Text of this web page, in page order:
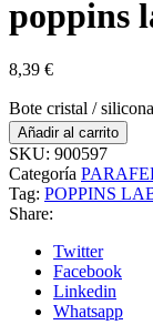
poppins
8,39 €
Bote cristal /
Añadir al carrito
SKU: 900597
Categoría
Tag: POPPINS
Share:
Twitter
Facebook
Linkedin
Whatsapp